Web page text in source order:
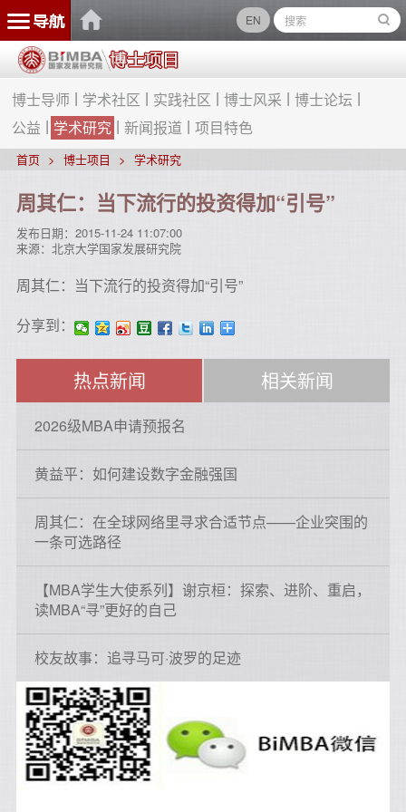
EN
博士导师 学术社区 实践社区 博士风采
博士论坛
公益
学术研究 新闻报道 项目特色
首页 博士项目 学术研究
周其仁：当下流行的投资得加“引号”
发布日期： 2015-11-24 11:07:00
来源： 北京大学国家发展研究院
周其仁：当下流行的投资得加“引号”
分享到：
热点新闻 相关新闻
2026级MBA申请预报名
黄益平：如何建设数字金融强国
周其仁：在全球网络里寻求合适节点——企业突围的
一条可选路径
【MBA学生大使系列】谢京桓：探索、进阶、重启，
读MBA“寻”更好的自己
校友故事：追寻马可·波罗的足迹